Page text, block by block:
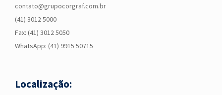
contato@grupocorgraf.com.br
(41) 3012 5000
Fax: (41) 3012 5050
WhatsApp: (41) 9915 50715
Localização: